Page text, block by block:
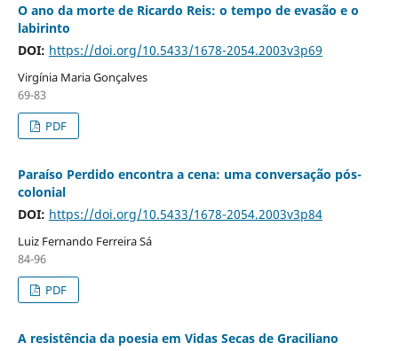
O ano da morte de Ricardo Reis: o tempo de evasão e o
labirinto
DOI: https://doi.org/10.5433/1678-2054.2003v3p69
Virgínia Maria Gonçalves
69-83
PDF
Paraíso Perdido encontra a cena: uma conversação pós-
colonial
DOI: https://doi.org/10.5433/1678-2054.2003v3p84
Luiz Fernando Ferreira Sá
84-96
PDF
A resistência da poesia em Vidas Secas de Graciliano